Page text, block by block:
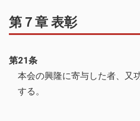
第７章 表彰
第21条
本会の興隆に寄与した者、又
する。